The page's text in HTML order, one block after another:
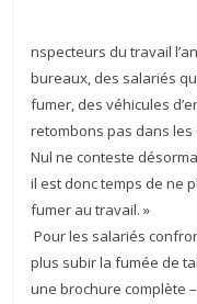
nspecteurs du travail
bureaux, des salariés
fumer, des véhicules
retombons pas dans
Nul ne conteste
il est donc temps de ne
fumer au travail. »
Pour les salariés
plus subir la fumée de
une brochure complète